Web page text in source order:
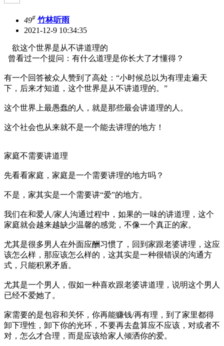
49# 竹林听雨
2021-12-9 10:34:35
欲这个世界是从不讲道理的
曾看过一个提问：有什么道理是你长大了才懂得？
有一个回答被众人赞到了高处：“小时候总以为有理走遍天
下，后来才知道，这个世界是从不讲道理的。”
这个世界上最愚蠢的人，就是那些最会讲道理的人。
这个社会也从来就不是一个能去讲理的地方！
家庭不需要讲道理
先看看家庭，家庭是一个需要讲理的地方吗？
不是，家其实是一个需要讲“爱”的地方。
我们在和爱人/家人沟通过程中，如果的一味的讲道理，这个
家庭就会越来越缺少温馨的感觉，不像一个真正的家。
尤其是很多男人在外面应酬习惯了，回到家跟老婆讲理，这应
该怎么样，那应该怎么样的，这其实是一种很错误的沟通方
式，只能积累矛盾。
尤其是一个男人，假如一种喜欢跟老婆讲道理，说明这个男人
已经不爱她了。
家需要的是包容和关怀，你再能赚钱/再有理，到了家里都得
卸下理性，卸下你的光环，不要再去盘算应不应该，对或者不
对，怎么才合理，而是应该给家人倾洒你的爱。